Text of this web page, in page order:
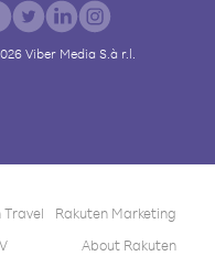
Viber Media S.à r.l.
Travel
Rakuten Marketing
About Rakuten